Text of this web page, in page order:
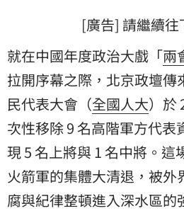
[廣告] 請繼續
就在中國年度政治大戲「兩
拉開序幕之際，北京政壇傳
民代表大會（全國人大）於
次性移除 9 名高階軍方代表
現 5 名上將與 1 名中將。這
火箭軍的集體大清退，被外
腐與紀律整頓進入深水區的